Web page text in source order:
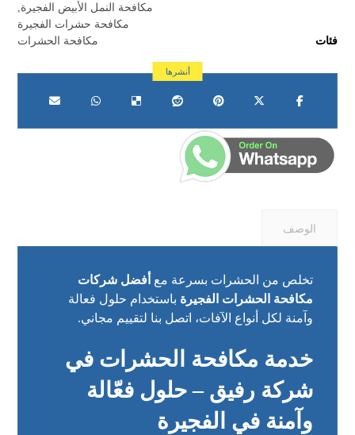
مكافحة النمل الأبيض الفجيرة,
مكافحة حشرات الفجيرة
فئات
مكافحة الحشرات
الوصف
تخلص من الحشرات بسرعة مع أفضل شركات
مكافحة الحشرات الفجيرة باستخدام حلول فعالة
وآمنة لكل أنواع الآفات، اتصل بنا لتقييم مجاني.
خدمة مكافحة الحشرات في
شركة رفيق – حلول فعّالة
وآمنة في الفجيرة